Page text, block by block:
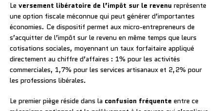
Le versement libératoire de l’impôt sur le revenu représente
une option fiscale méconnue qui peut générer d’importantes
économies. Ce dispositif permet aux micro-entrepreneurs de
s’acquitter de l’impôt sur le revenu en même temps que leurs
cotisations sociales, moyennant un taux forfaitaire appliqué
directement au chiffre d’affaires : 1% pour les activités
commerciales, 1,7% pour les services artisanaux et 2,2% pour
les professions libérales.
Le premier piège réside dans la confusion fréquente entre ce